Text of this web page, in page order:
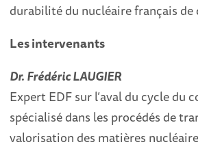
durabilité du nucléaire français de
Les intervenants
Dr. Frédéric LAUGIER
Expert EDF sur l’aval du cycle du
spécialisé dans les procédés de
valorisation des matières